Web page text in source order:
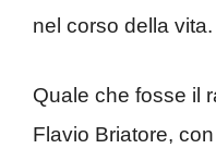
nel corso della vita.
Quale che fosse il
Flavio Briatore,